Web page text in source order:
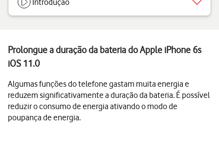
Introdução
Prolongue a duração da bateria do Apple iPhone 6s
iOS 11.0
Algumas funções do telefone gastam muita energia e
reduzem significativamente a duração da bateria. É possível
reduzir o consumo de energia ativando o modo de
poupança de energia.